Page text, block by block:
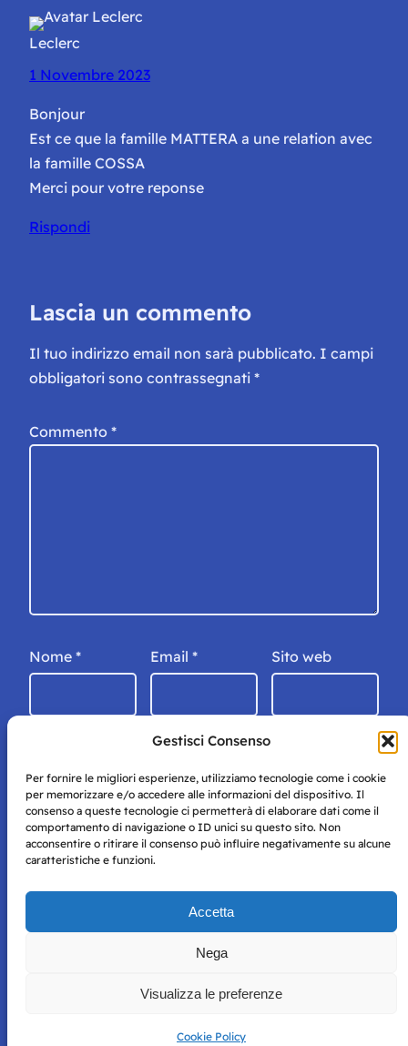
Gestisci Consenso
Per fornire le migliori esperienze, utilizziamo tecnologie come i cookie
per memorizzare e/o accedere alle informazioni del dispositivo. Il
consenso a queste tecnologie ci permetterà di elaborare dati come il
comportamento di navigazione o ID unici su questo sito. Non
acconsentire o ritirare il consenso può influire negativamente su alcune
caratteristiche e funzioni.
Accetta
Nega
Visualizza le preferenze
Cookie Policy
Leclerc
1 Novembre 2023
Bonjour
Est ce que la famille MATTERA a une relation avec
la famille COSSA
Merci pour votre reponse
Rispondi
Lascia un commento
Il tuo indirizzo email non sarà pubblicato. I campi
obbligatori sono contrassegnati *
Commento *
Nome * Email * Sito web
Storie di Napoli è una testata registrata presso il tribunale di
per mero scopo didattico e informativo.
perseguito secondo i termini di legge. Si nega l’utilizzo delle